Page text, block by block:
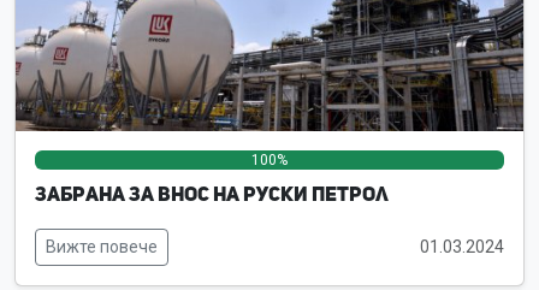
100%
Забрана за внос на руски петрол
Вижте повече 01.03.2024